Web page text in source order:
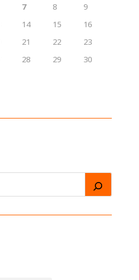
7 8
9
14 15
16
21 22
23
28 29
30